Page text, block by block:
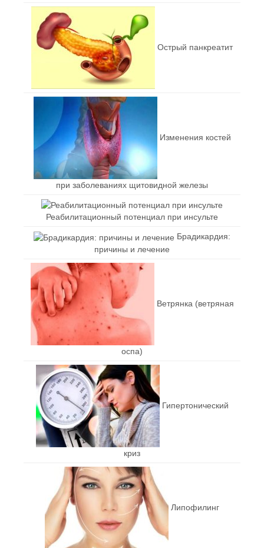
Острый панкреатит
Изменения костей
при заболеваниях щитовидной железы
Реабилитационный потенциал при инсульте
Брадикардия:
причины и лечение
Ветрянка (ветряная
оспа)
Гипертонический
криз
Липофилинг